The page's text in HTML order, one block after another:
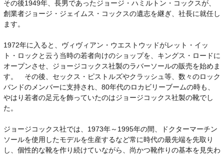
その後1949年、長男であったジョージ・ハミルトン・コックスが、
創業者ジョージ・ジェイムス・コックスの遺志を継ぎ、社長に就任し
ます。
1972年に入ると、ヴィヴィアン・ウエストウッドがレット・イッ
ト・ロックと云う当時の若者向けのショップを、キングス・ロードに
オープンさせ、ジョージコックス社製のラバーソールの販売を始めま
す。 その後、セックス・ピストルズやクラッシュ等、数々のロック
バンドのメンバーに支持され、80年代のロカビリーブームの時も、
やはり若者の足元を飾っていたのはジョージコックス社製の靴でし
た。
ジョージコックス社では、1973年～1995年の間、ドクターマーチン
ソールを使用したモデルを生産するなど常に時代の最先端を先取り
し、個性的な靴を作り続けていながら、尚かつ靴作りの基本を見失わ